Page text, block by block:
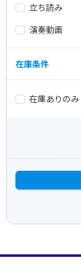
立ち読み
演奏動画
在庫条件
在庫ありのみ